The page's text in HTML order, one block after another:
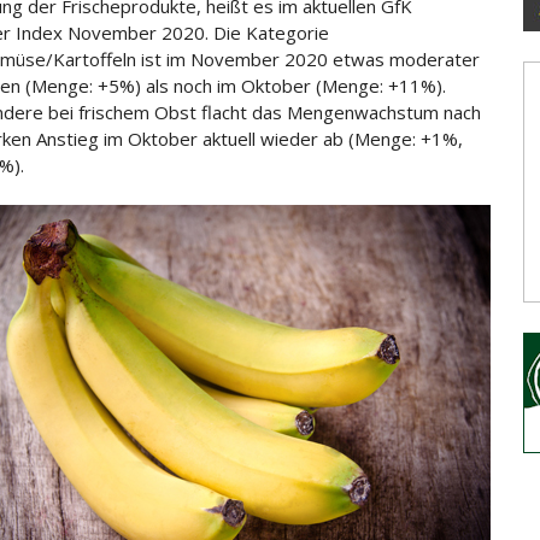
der Frischeprodukte, heißt es im aktuellen GfK
Index November 2020. Die Kategorie
Kartoffeln ist im November 2020 etwas moderater
(Menge: +5%) als noch im Oktober (Menge: +11%).
bei frischem Obst flacht das Mengenwachstum nach
Anstieg im Oktober aktuell wieder ab (Menge: +1%,